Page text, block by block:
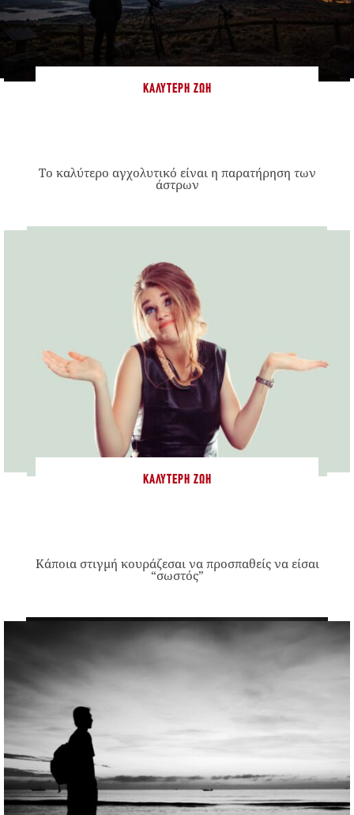
ΚΑΛΎΤΕΡΗ ΖΩΉ
Το καλύτερο αγχολυτικό είναι η παρατήρηση των
άστρων
ΚΑΛΎΤΕΡΗ ΖΩΉ
Κάποια στιγμή κουράζεσαι να προσπαθείς να είσαι
“σωστός”